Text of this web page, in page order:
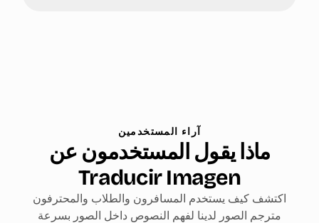
آراء المستخدمين
ماذا يقول المستخدمون عن
Traducir Imagen
اكتشف كيف يستخدم المسافرون والطلاب والمحترفون
مترجم الصور لدينا لفهم النصوص داخل الصور بسرعة